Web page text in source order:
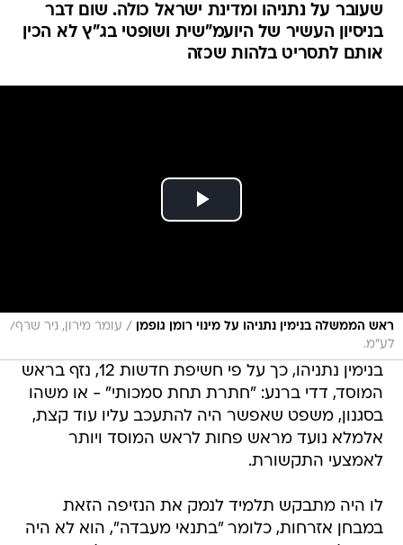
שעובר על נתניהו ומדינת ישראל כולה. שום דבר
בניסיון העשיר של היועמ"שית ושופטי בג"ץ לא הכין
אותם לתסריט בלהות שכזה
ראש הממשלה בנימין נתניהו על מינוי רומן גופמן / עומר מירון, ניר שרף/
לע״מ.
בנימין נתניהו, כך על פי חשיפת חדשות 12, נזף בראש
המוסד, דדי ברנע: "חתרת תחת סמכותי" - או משהו
בסגנון, משפט שאפשר היה להתעכב עליו עוד קצת,
אלמלא נועד מראש פחות לראש המוסד ויותר
לאמצעי התקשורת.
לו היה מתבקש תלמיד לנמק את הנזיפה הזאת
במבחן אזרחות, כלומר "בתנאי מעבדה", הוא לא היה